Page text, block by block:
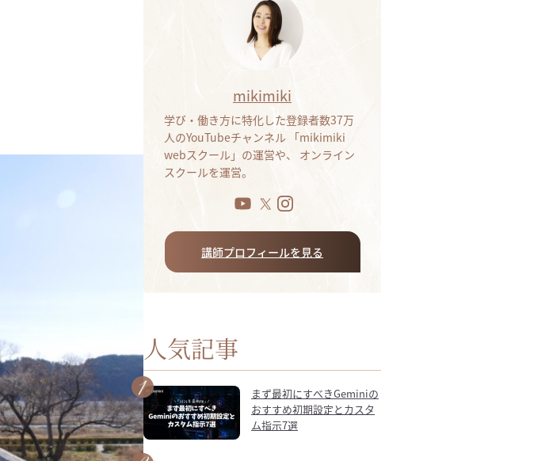
mikimiki
学び・働き方に特化した登録者数37万
人のYouTubeチャンネル 「mikimiki
webスクール」の運営や、 オンライン
スクールを運営。
講師プロフィールを見る
人気記事
まず最初にすべきGeminiの
おすすめ初期設定とカスタ
ム指示7選